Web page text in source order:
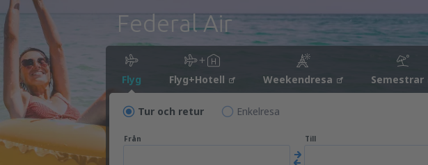
Federal Air
Flyg Flyg+Hotell Weekendresa Semestrar
Tur och retur Enkelresa
Från Till